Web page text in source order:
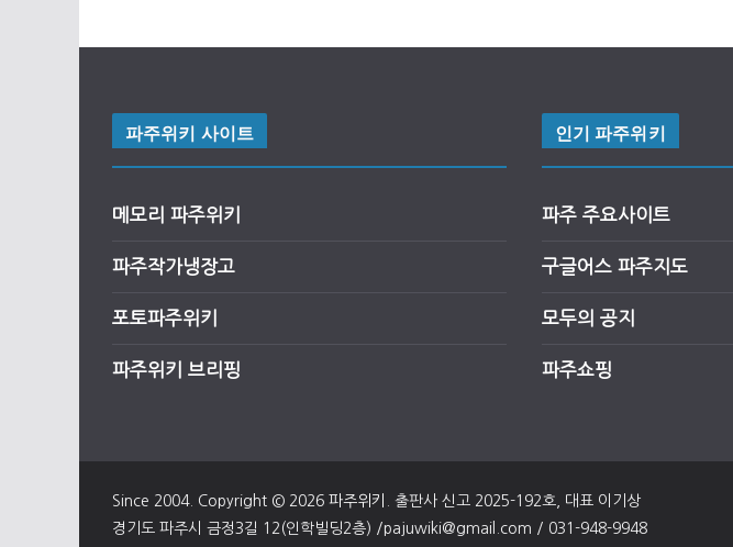
파주위키 사이트
메모리 파주위키
파주작가냉장고
포토파주위키
파주위키 브리핑
인기 파주위키
파주 주요사이트
구글어스 파주지도
모두의 공지
파주쇼핑
Since 2004. Copyright © 2026 파주위키
. 출판사 신고 2025-192호, 대표 이기상
경기도 파주시 금정3길 12(인학빌딩2층) /pajuwiki@gmail.com / 031-948-9948